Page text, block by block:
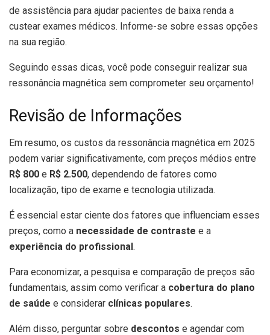
de assistência para ajudar pacientes de baixa renda a
custear exames médicos. Informe-se sobre essas opções
na sua região.
Seguindo essas dicas, você pode conseguir realizar sua
ressonância magnética sem comprometer seu orçamento!
Revisão de Informações
Em resumo, os custos da ressonância magnética em 2025
podem variar significativamente, com preços médios entre
R$ 800 e R$ 2.500, dependendo de fatores como
localização, tipo de exame e tecnologia utilizada.
É essencial estar ciente dos fatores que influenciam esses
preços, como a necessidade de contraste e a
experiência do profissional.
Para economizar, a pesquisa e comparação de preços são
fundamentais, assim como verificar a cobertura do plano
de saúde e considerar clínicas populares.
Além disso, perguntar sobre descontos e agendar com